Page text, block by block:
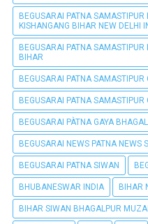
BEGUSARAI PATNA SAMASTIPUR
KISHANGANG BIHAR NEW DELHI
BEGUSARAI PATNA
BIHAR
BEGUSARAI PATNA SAMASTIPUR
BEGUSARAI PATNA SAMASTIPUR
BEGUSARAI PÀTNA GAYA
BEGUSARAI NEWS PATNA NEWS
BEGUSARAI PATNA SIWAN
BHUBANESWAR INDIA BIHAR
BIHAR SIWAN BHAGALPUR